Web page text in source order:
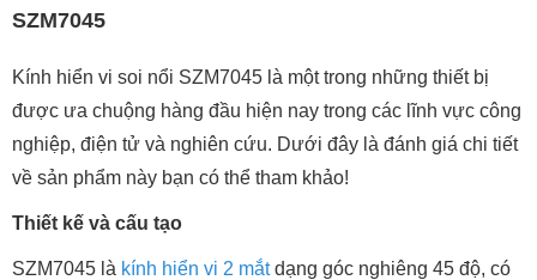
SZM7045
Kính hiển vi soi nổi SZM7045 là một trong những thiết bị
được ưa chuộng hàng đầu hiện nay trong các lĩnh vực công
nghiệp, điện tử và nghiên cứu. Dưới đây là đánh giá chi tiết
về sản phẩm này bạn có thể tham khảo!
Thiết kế và cấu tạo
SZM7045 là kính hiển vi 2 mắtdạng góc nghiêng 45 độ, có